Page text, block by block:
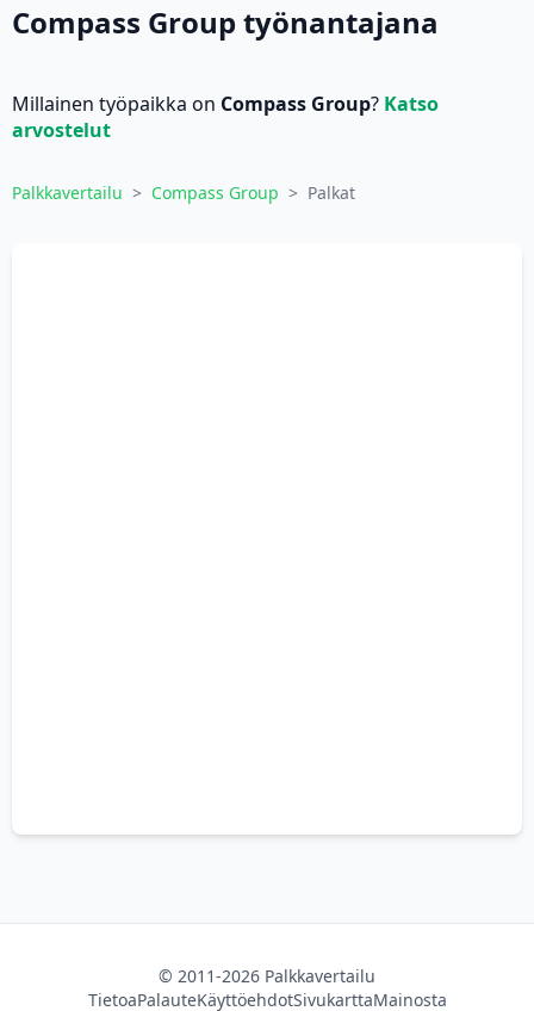
Compass Group työnantajana
Millainen työpaikka on Compass Group? Katso
arvostelut
Palkkavertailu > Compass Group > Palkat
© 2011-2026 Palkkavertailu
TietoaPalauteKäyttöehdotSivukarttaMainosta